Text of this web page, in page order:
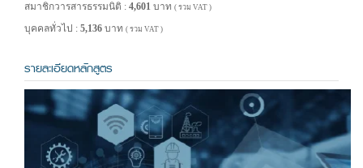
สมาชิกวารสารธรรมนิติ : 4,601 บาท ( รวม VAT )
บุคคลทั่วไป : 5,136 บาท ( รวม VAT )
รายละเอียดหลักสูตร